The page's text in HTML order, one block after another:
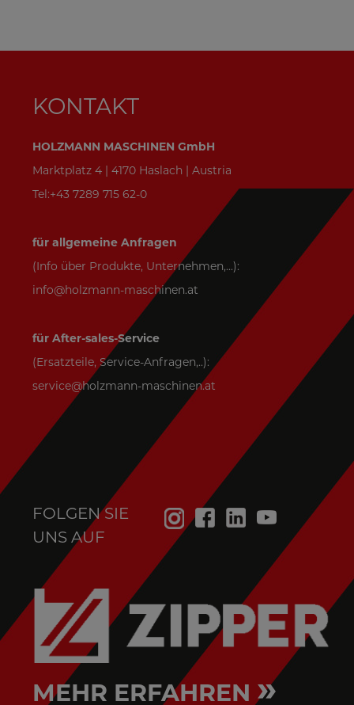
KONTAKT
HOLZMANN MASCHINEN GmbH
Marktplatz 4 | 4170 Haslach | Austria
Tel:+43 7289 715 62-0
für allgemeine Anfragen
(Info über Produkte, Unternehmen,...):
info@holzmann-maschinen.at
für After-sales-Service
(Ersatzteile, Service-Anfragen,..):
service@holzmann-maschinen.at
FOLGEN SIE
UNS AUF
MEHR ERFAHREN »